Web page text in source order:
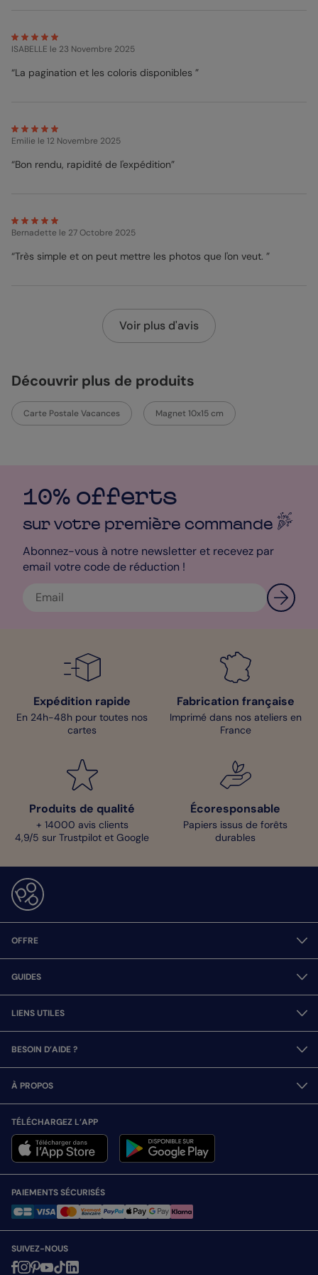
ISABELLE le 23 Novembre 2025
“La pagination et les coloris disponibles ”
Emilie le 12 Novembre 2025
“Bon rendu, rapidité de l'expédition”
Bernadette le 27 Octobre 2025
“Très simple et on peut mettre les photos que l'on veut. ”
Voir plus d'avis
Découvrir plus de produits
Carte Postale Vacances Magnet 10x15 cm
10% offerts
sur votre première commande
Abonnez-vous à notre newsletter et recevez par
email votre code de réduction !
Expédition rapide
En 24h-48h pour toutes nos
cartes
Fabrication française
Imprimé dans nos ateliers en
France
Produits de qualité
+ 14000 avis clients
4,9/5 sur Trustpilot et Google
Écoresponsable
Papiers issus de forêts
durables
OFFRE
GUIDES
LIENS UTILES
BESOIN D’AIDE ?
À PROPOS
TÉLÉCHARGEZ L’APP
PAIEMENTS SÉCURISÉS
SUIVEZ-NOUS